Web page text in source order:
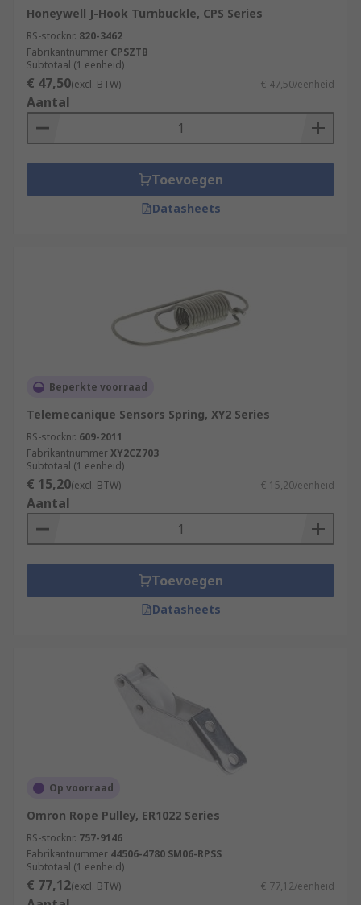
Honeywell J-Hook Turnbuckle, CPS Series
RS-stocknr. 820-3462
Fabrikantnummer CPSZTB
Subtotaal (1 eenheid)
€ 47,50(excl. BTW) € 47,50/eenheid
Aantal
Toevoegen
Datasheets
Beperkte voorraad
Telemecanique Sensors Spring, XY2 Series
RS-stocknr. 609-2011
FabrikantnummerXY2CZ703
Subtotaal (1 eenheid)
€ 15,20(excl. BTW) € 15,20/eenheid
Aantal
Toevoegen
Datasheets
Op voorraad
Omron Rope Pulley, ER1022 Series
RS-stocknr. 757-9146
Fabrikantnummer 44506-4780 SM06-RPSS
Subtotaal (1 eenheid)
€ 77,12(excl. BTW) € 77,12/eenheid